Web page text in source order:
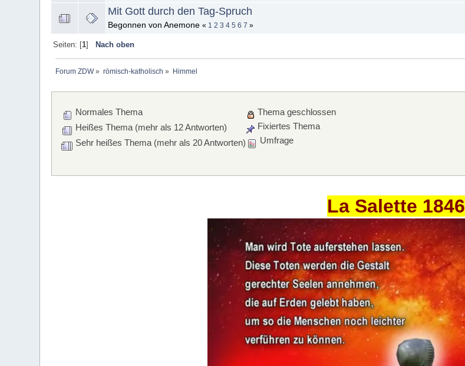
Mit Gott durch den Tag-Spruch
Begonnen von Anemone« 1 2 3 4 5 6 7 »
Seiten: [1] Nach oben
Forum ZDW» römisch-katholisch » Himmel
Normales Thema
Heißes Thema (mehr als 12 Antworten)
Sehr heißes Thema (mehr als 20 Antworten)
Thema geschlossen
Fixiertes Thema
Umfrage
La Salette 1846